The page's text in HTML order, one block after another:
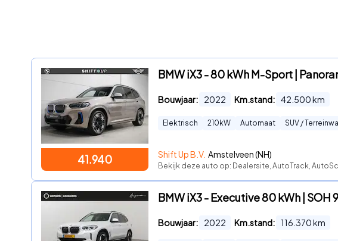
41.940
BMW iX3 - 80 kWh M-Sport |
Bouwjaar: 2022 Km.stand: 42.500km
Elektrisch 210 kW Automaat SUV /
Shift Up B.V. Amstelveen (NH)
Bekijk deze auto op: Dealersite, AutoTrack,
BMW iX3 - Executive 80 kWh |
Bouwjaar: 2022 Km.stand: 116.370km